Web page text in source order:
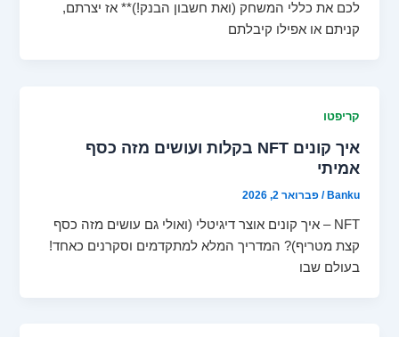
לכם את כללי המשחק (ואת חשבון הבנק!)** אז יצרתם,
קניתם או אפילו קיבלתם
קריפטו
איך קונים NFT בקלות ועושים מזה כסף
אמיתי
Banku
/פברואר 2, 2026
NFT – איך קונים אוצר דיגיטלי (ואולי גם עושים מזה כסף
קצת מטריף)? המדריך המלא למתקדמים וסקרנים כאחד!
בעולם שבו